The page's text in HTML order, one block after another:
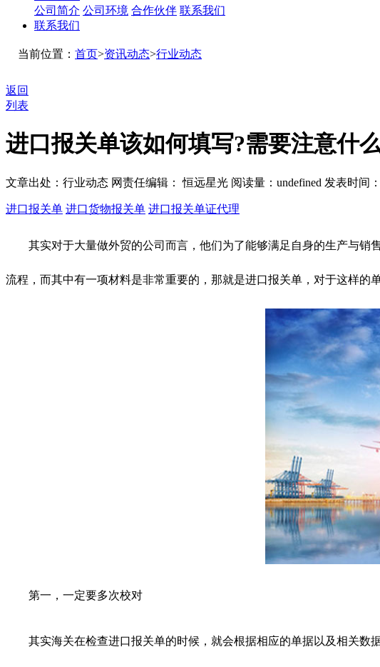
公司简介 公司环境 合作伙伴 联系我们
联系我们
当前位置： 首页>资讯动态>行业动态
返回
列表
进口报关单该如何填写?需要注意什
文章出处：行业动态 网责任编辑： 恒远星光 阅读量： undefined 发表时间
进口报关单 进口货物报关单 进口报关单证代理
其实对于大量做外贸的公司而言，他们为了能够满足自身的生产与销
流程，而其中有一项材料是非常重要的，那就是进口报关单，对于这样的
第一，一定要多次校对
其实海关在检查进口报关单的时候，就会根据相应的单据以及相关数